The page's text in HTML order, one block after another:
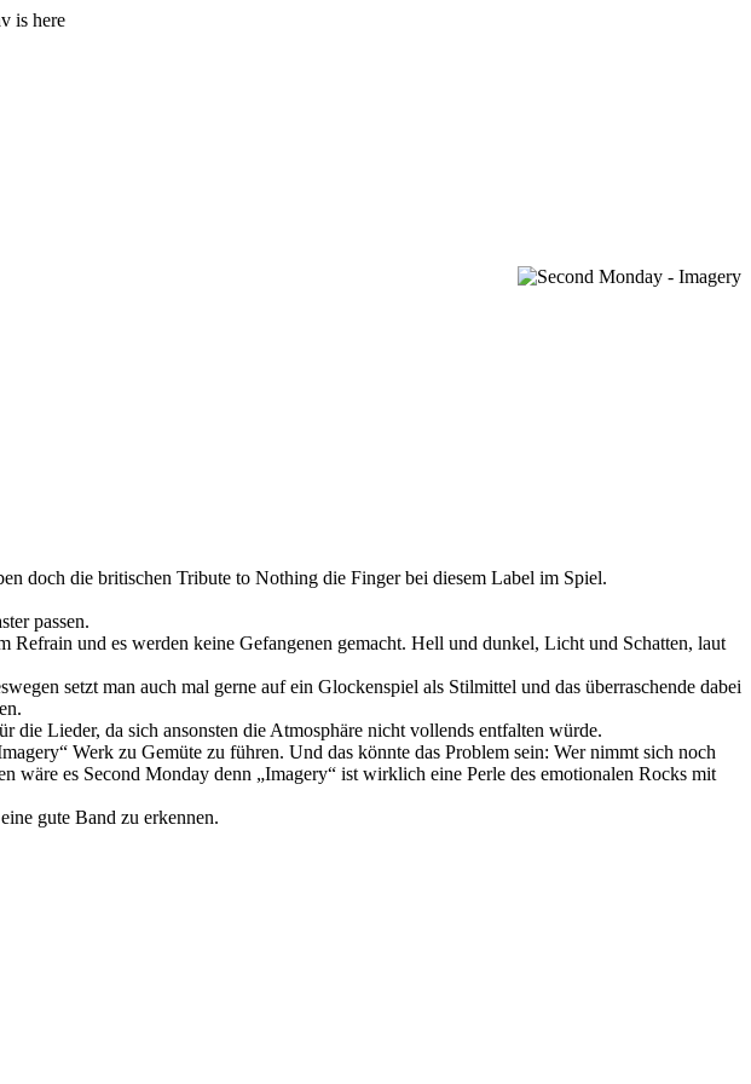
is here
doch die britischen Tribute to Nothing die Finger bei diesem Label im Spiel.
passen.
und es werden keine Gefangenen gemacht. Hell und dunkel, Licht und Schatten, laut
setzt man auch mal gerne auf ein Glockenspiel als Stilmittel und das überraschende dabei
Lieder, da sich ansonsten die Atmosphäre nicht vollends entfalten würde.
Werk zu Gemüte zu führen. Und das könnte das Problem sein: Wer nimmt sich noch
wäre es Second Monday denn „Imagery“ ist wirklich eine Perle des emotionalen Rocks mit
gute Band zu erkennen.